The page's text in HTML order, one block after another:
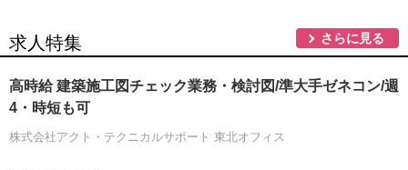
求人特集 さらに見る
高時給 建築施工図チェック業務・検討図/準大手ゼネコン/週
4・時短も可
株式会社アクト・テクニカルサポート 東北オフィス